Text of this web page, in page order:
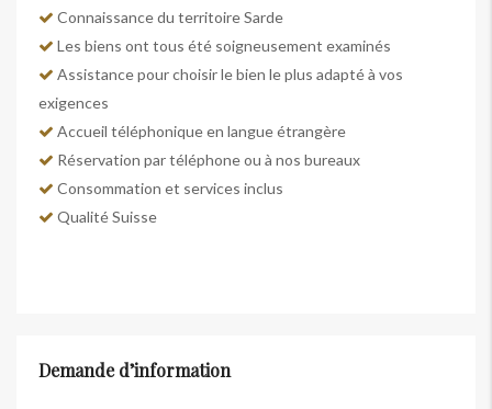
Connaissance du territoire Sarde
Les biens ont tous été soigneusement examinés
Assistance pour choisir le bien le plus adapté à vos
exigences
Accueil téléphonique en langue étrangère
Réservation par téléphone ou à nos bureaux
Consommation et services inclus
Qualité Suisse
Demande d’information